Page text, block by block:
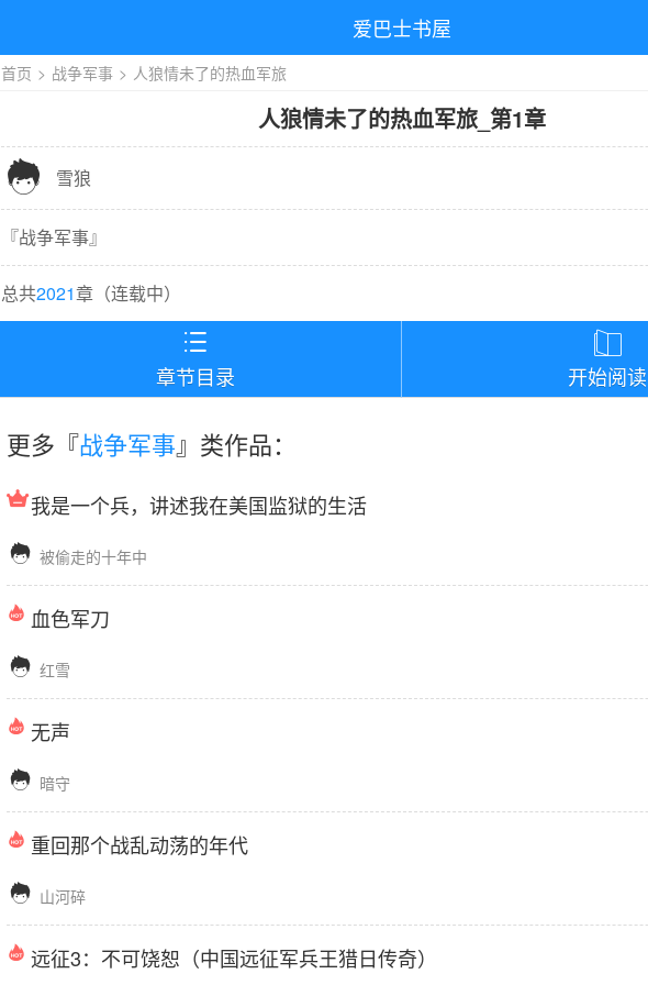
爱巴士书屋
首页 > 战争军事 > 人狼情未了的热血军旅
人狼情未了的热血军旅 第1章
 雪狼
『战争军事』
总共2021章（连载中）

章节目录

开始阅读
更多『战争军事』类作品：
我是一个兵，讲述我在美国监狱的生活
 被偷走的十年中
血色军刀
 红雪
无声
 暗守
重回那个战乱动荡的年代
 山河碎
远征3：不可饶恕（中国远征军兵王猎日传奇）